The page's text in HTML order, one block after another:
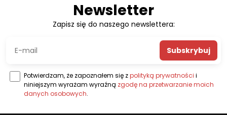
Newsletter
Zapisz się do naszego newslettera:
Subskrybuj
Potwierdzam, że zapoznałem się zpolityką prywatności i
niniejszym wyrażam wyraźną zgodę na przetwarzanie moich
danych osobowych.